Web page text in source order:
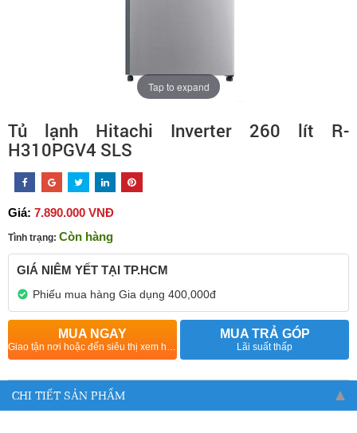
Tap to expand
Tủ lạnh Hitachi Inverter 260 lít R-
H310PGV4 SLS
Giá: 7.890.000 VNĐ
Tình trạng: Còn hàng
GIÁ NIÊM YẾT TẠI TP.HCM
Phiếu mua hàng Gia dụng 400,000đ
MUA NGAY MUA TRẢ GÓP
Lãi suất thấp
CHI TIẾT SẢN PHẨM